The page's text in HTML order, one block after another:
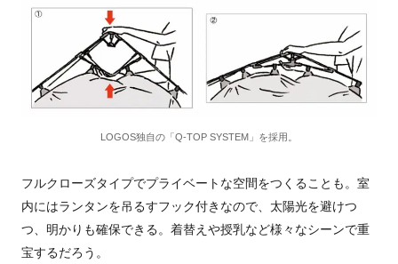
LOGOS独自の「Q-TOP SYSTEM」を採用。
フルクローズタイプでプライベートな空間をつくることも。室
内にはランタンを吊るすフック付きなので、太陽光を避けつ
つ、明かりも確保できる。着替えや授乳など様々なシーンで重
宝するだろう。